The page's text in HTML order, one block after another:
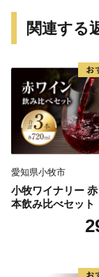
「大切に」「
す。
2011年3月11
飯舘村は2011
を受けました
向けて１歩ず
これまでご支
本当にありが
の「 道の駅
関連する
愛知県小牧市
小牧ワイナリー 赤
本飲み比べセット
どう100％使用）